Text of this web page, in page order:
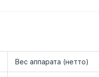
Вес аппарата (нетто)